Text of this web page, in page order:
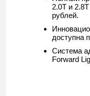
2.0T и
рублей.
доступна
Система
Forward